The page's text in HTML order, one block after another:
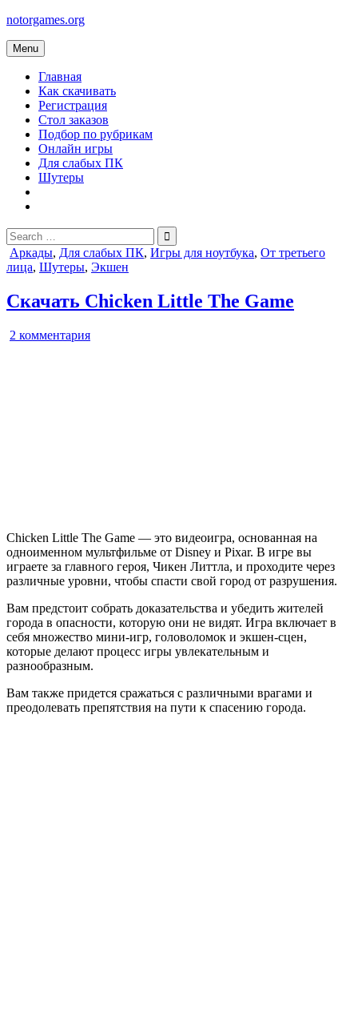
Skip
content
notorgames.org
Menu
Главная
Как скачивать
Регистрация
Стол заказов
Подбор по рубрикам
Онлайн игры
Для слабых ПК
Шутеры
Search
for:
Posted
in
Аркады, Для слабых ПК, Игры для ноутбука, От третьего
лица, Шутеры, Экшен
Скачать Chicken Little The Game
2 комментарияк
Chicken Little The Game — это видеоигра, основанная на
одноименном мультфильме от Disney и Pixar. В игре вы
играете за главного героя, Чикен Литтла, и проходите через
различные уровни, чтобы спасти свой город от разрушения.
Вам предстоит собрать доказательства и убедить жителей
города в опасности, которую они не видят. Игра включает в
себя множество мини-игр, головоломок и экшен-сцен,
которые делают процесс игры увлекательным и
разнообразным.
Вам также придется сражаться с различными врагами и
преодолевать препятствия на пути к спасению города.